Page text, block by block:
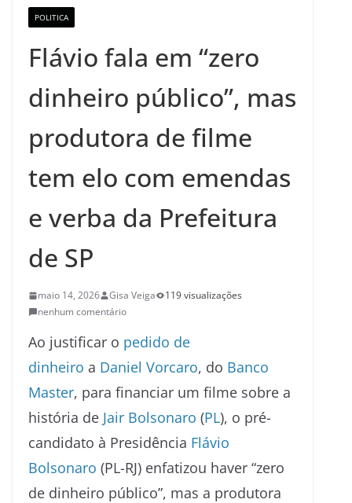
POLITICA
Flávio fala em “zero
dinheiro público”, mas
produtora de filme
tem elo com emendas
e verba da Prefeitura
de SP
maio 14, 2026 Gisa Veiga
119 visualizações
nenhum comentário
Ao justificar o pedido de
dinheiro a Daniel Vorcaro, do Banco
Master, para financiar um filme sobre a
história de Jair Bolsonaro (PL), o pré-
candidato à Presidência Flávio
Bolsonaro (PL-RJ) enfatizou haver “zero
de dinheiro público”, mas a produtora